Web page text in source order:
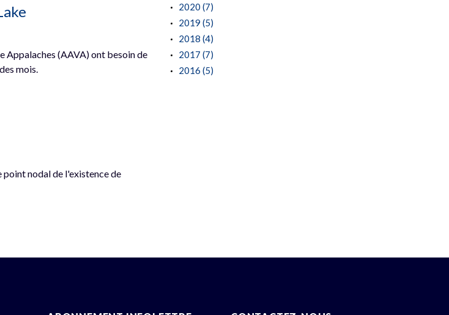
Appalaches (AAVA) ont besoin de
mois.
point nodal de l'existence de
2020 (7)
2019 (5)
2018 (4)
2017 (7)
2016 (5)